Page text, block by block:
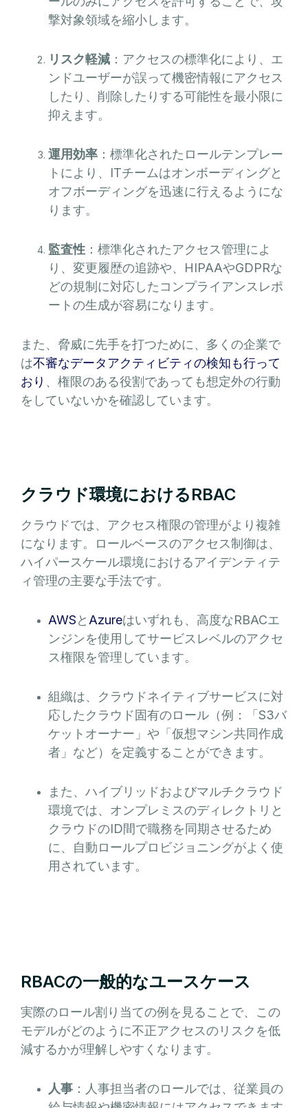
撃対象領域を縮小します。
リスク軽減 ：アクセスの標準化により、エ
ンドユーザーが誤って機密情報にアクセス
したり、削除したりする可能性を最小限に
抑えます。
運用効率 ：標準化されたロールテンプレー
トにより、ITチームはオンボーディングと
オフボーディングを迅速に行えるようにな
ります。
監査性 ：標準化されたアクセス管理によ
り、変更履歴の追跡や、HIPAAやGDPRな
どの規制に対応したコンプライアンスレポ
ートの生成が容易になります。
また、脅威に先手を打つために、多くの企業で
は不審なデータアクティビティの検知も行って
おり 、権限のある役割であっても想定外の行動
をしていないかを確認しています。
クラウド環境におけるRBAC
クラウドでは、アクセス権限の管理がより複雑
になります。ロールベースのアクセス制御は、
ハイパースケール環境におけるアイデンティテ
ィ管理の主要な手法です。
AWSとAzureはいずれも、高度なRBACエ
ンジンを使用してサービスレベルのアクセ
ス権限を管理しています。
組織は、クラウドネイティブサービスに対
応したクラウド固有のロール（例：「S3バ
ケットオーナー」や「仮想マシン共同作成
者」など）を定義することができます。
また、ハイブリッドおよびマルチクラウド
環境では、オンプレミスのディレクトリと
クラウドのID間で職務を同期させるため
に、自動ロールプロビジョニングがよく使
用されています。
RBACの一般的なユースケース
実際のロール割り当ての例を見ることで、この
モデルがどのように不正アクセスのリスクを低
減するかが理解しやすくなります。
人事 ：人事担当者のロールでは、従業員の